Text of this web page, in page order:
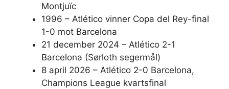
Montjuïc
1996 – Atlético vinner Copa del Rey-final
1-0 mot Barcelona
21 december 2024 – Atlético 2-1
Barcelona (Sørloth segermål)
8 april 2026 – Atlético 2-0 Barcelona,
Champions League kvartsfinal